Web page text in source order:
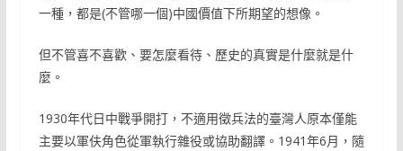
一種，都是(不管哪一個)中國價值下所期望的想像。
但不管喜不喜歡、要怎麼看待、歷史的真實是什麼就是什
麼。
1930年代日中戰爭開打，不適用徵兵法的臺灣人原本僅能
主要以軍伕角色從軍執行雜役或協助翻譯。1941年6月，隨